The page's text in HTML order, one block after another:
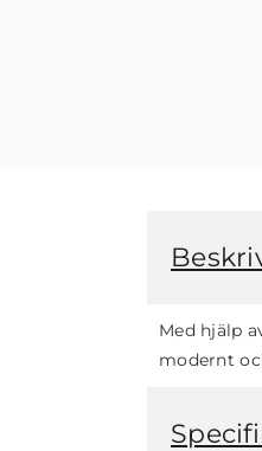
Med hjälp
modernt